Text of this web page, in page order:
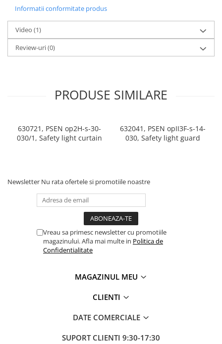
Modul Buffer
Module DC-UPC
Module redundanta
QUINT-PS
Seria Lyte
Seria PMT&PMC
Butoane si accesorii
Lampa multi LED
Informatii conformitate produs
Video (1)
Review-uri(0)
PRODUSE SIMILARE
630721, PSEN op2H-s-30-
030/1, Safety light curtain
632041, PSEN opII3F-s-14-
030, Safety light guard
Newsletter Nu rata ofertele si promotiile noastre
Vreau sa primesc newsletter cu promotiile
magazinului. Afla mai multe in Politica de
Confidentialitate
MAGAZINUL MEU
CLIENTI
DATE COMERCIALE
SUPORT CLIENTI 9:30-17:30